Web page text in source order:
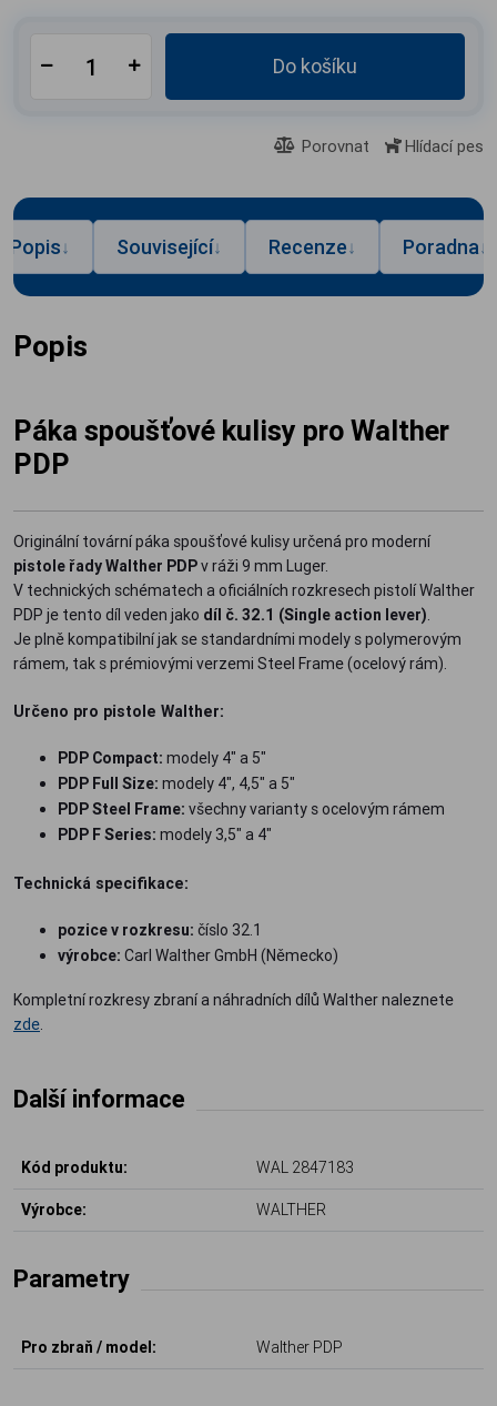
Do košíku
Porovnat Hlídací pes
Popis↓ Související↓ Recenze↓ Poradna↓
Popis
Páka spoušťové kulisy pro Walther
PDP
Originální tovární páka spoušťové kulisy určená pro moderní
pistole řady Walther PDPv ráži 9 mm Luger.
V technických schématech a oficiálních rozkresech pistolí Walther
PDP je tento díl veden jako díl č. 32.1 (Single action lever).
Je plně kompatibilní jak se standardními modely s polymerovým
rámem, tak s prémiovými verzemi Steel Frame (ocelový rám).
Určeno pro pistole Walther:
PDP Compact: modely 4" a 5"
PDP Full Size: modely 4", 4,5" a 5"
PDP Steel Frame: všechny varianty s ocelovým rámem
PDP F Series: modely 3,5" a 4"
Technická specifikace:
pozice v rozkresu: číslo 32.1
výrobce: Carl Walther GmbH (Německo)
Kompletní rozkresy zbraní a náhradních dílů Walther naleznete
zde.
Další informace
Kód produktu: WAL 2847183
Výrobce: WALTHER
Parametry
Pro zbraň / model: Walther PDP